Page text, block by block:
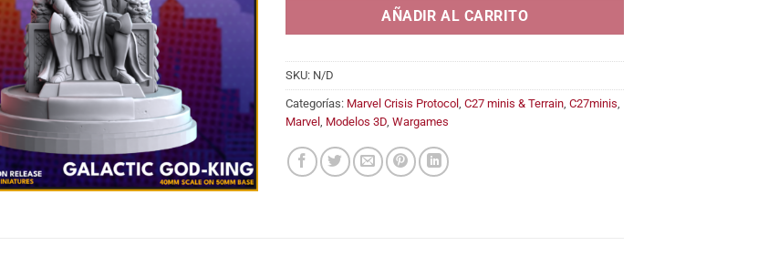
18,95€
AÑADIR AL CARRITO
SKU: N/D
Categorías: Marvel Crisis Protocol ,C27 minis & Terrain ,C27minis
Marvel Modelos 3D ,Wargames